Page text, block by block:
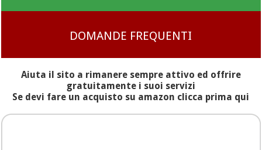
DOMANDE FREQUENTI
Aiuta il sito a rimanere sempre attivo ed offrire
gratuitamente i suoi servizi
Se devi fare un acquisto su amazon clicca prima qui